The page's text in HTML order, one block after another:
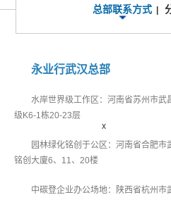
x
总部联系方式
永业行武汉总部
水岸世界级工作区：河南省苏州市
级K6-1栋20-23层
园林绿化铭创于公区：河南省合肥
铭创大廈6、11、20楼
中碳登企业办公场地：陕西省杭州